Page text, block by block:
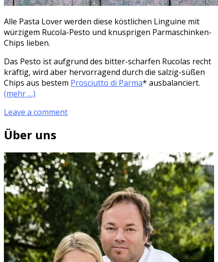
Alle Pasta Lover werden diese köstlichen Linguine mit
würzigem Rucola-Pesto und knusprigen Parmaschinken-
Chips lieben.
Das Pesto ist aufgrund des bitter-scharfen Rucolas recht
kräftig, wird aber hervorragend durch die salzig-süßen
Chips aus bestem Prosciutto di Parma* ausbalanciert.
(mehr …)
Leave a comment
Über uns